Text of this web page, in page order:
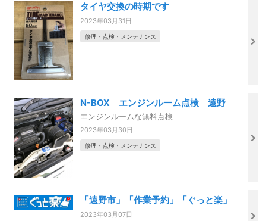
タイヤ交換の時期です
2023年03月31日
修理・点検・メンテナンス
N-BOX エンジンルーム点検 遠野
エンジンルームな無料点検
2023年03月30日
修理・点検・メンテナンス
「遠野市」「作業予約」「ぐっと楽」
2023年03月07日